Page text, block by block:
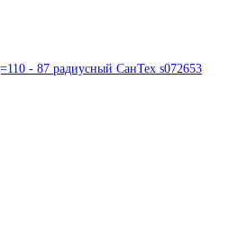
- 87 радиусный СанТех s072653